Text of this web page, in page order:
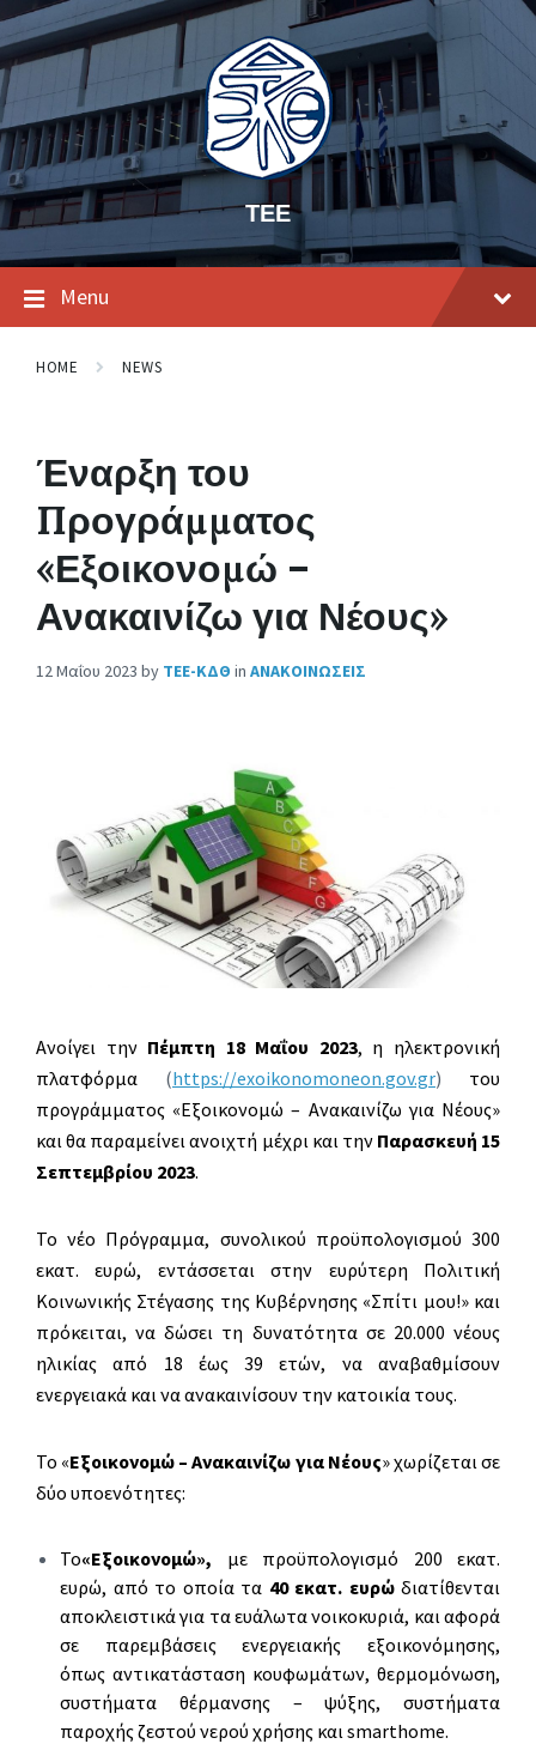
ΤΕΕ
Menu
HOME NEWS
Έναρξη του
Προγράμματος
«Εξοικονομώ –
Ανακαινίζω για Νέους»
12 Μαΐου 2023 by ΤΕΕ-ΚΔΘ in ΑΝΑΚΟΙΝΩΣΕΙΣ
Ανοίγει την Πέμπτη 18 Μαΐου 2023, η ηλεκτρονική
πλατφόρμα (https://exoikonomoneon.gov.gr) του
προγράμματος «Εξοικονομώ – Ανακαινίζω για Νέους»
και θα παραμείνει ανοιχτή μέχρι και την Παρασκευή 15
Σεπτεμβρίου 2023.
Το νέο Πρόγραμμα, συνολικού προϋπολογισμού 300
εκατ. ευρώ, εντάσσεται στην ευρύτερη Πολιτική
Κοινωνικής Στέγασης της Κυβέρνησης «Σπίτι μου!» και
πρόκειται, να δώσει τη δυνατότητα σε 20.000 νέους
ηλικίας από 18 έως 39 ετών, να αναβαθμίσουν
ενεργειακά και να ανακαινίσουν την κατοικία τους.
Το «Εξοικονομώ – Ανακαινίζω για Νέους» χωρίζεται σε
δύο υποενότητες:
Το«Εξοικονομώ», με προϋπολογισμό 200 εκατ.
ευρώ, από το οποία τα 40 εκατ. ευρώ διατίθενται
αποκλειστικά για τα ευάλωτα νοικοκυριά, και αφορά
σε παρεμβάσεις ενεργειακής εξοικονόμησης,
όπως αντικατάσταση κουφωμάτων, θερμομόνωση,
συστήματα θέρμανσης – ψύξης, συστήματα
παροχής ζεστού νερού χρήσης και smarthome.